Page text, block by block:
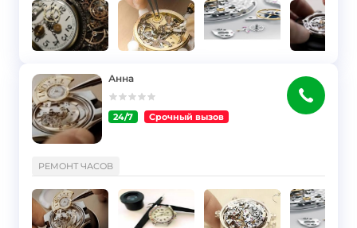
Анна
24/7 Срочный вызов
РЕМОНТ ЧАСОВ